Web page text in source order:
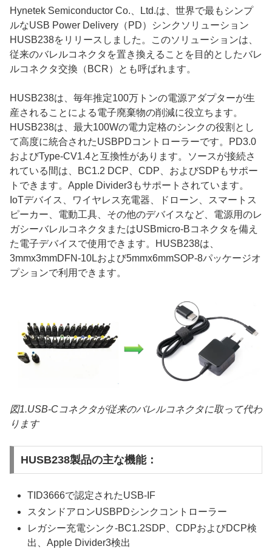
Hynetek Semiconductor Co.、Ltd.は、世界で最もシンプ
ルなUSB Power Delivery（PD）シンクソリューション
HUSB238をリリースしました。このソリューションは、
従来のバレルコネクタを置き換えることを目的としたバレ
ルコネクタ交換（BCR）とも呼ばれます。
HUSB238は、毎年推定100万トンの電源アダプターが生
産されることによる電子廃棄物の削減に役立ちます。
HUSB238は、最大100Wの電力定格のシンクの役割とし
て高度に統合されたUSBPDコントローラーです。PD3.0
およびType-CV1.4と互換性があります。ソースが接続さ
れている間は、BC1.2 DCP、CDP、およびSDPもサポー
トできます。Apple Divider3もサポートされています。
IoTデバイス、ワイヤレス充電器、ドローン、スマートス
ピーカー、電動工具、その他のデバイスなど、電源用のレ
ガシーバレルコネクタまたはUSBmicro-Bコネクタを備え
た電子デバイスで使用できます。HUSB238は、
3mmx3mmDFN-10Lおよび5mmx6mmSOP-8パッケージオ
プションで利用できます。
図1.USB-Cコネクタが従来のバレルコネクタに取って代わ
ります
HUSB238製品の主な機能：
TID3666で認定されたUSB-IF
スタンドアロンUSBPDシンクコントローラー
レガシー充電シンク-BC1.2SDP、CDPおよびDCP検
出、Apple Divider3検出